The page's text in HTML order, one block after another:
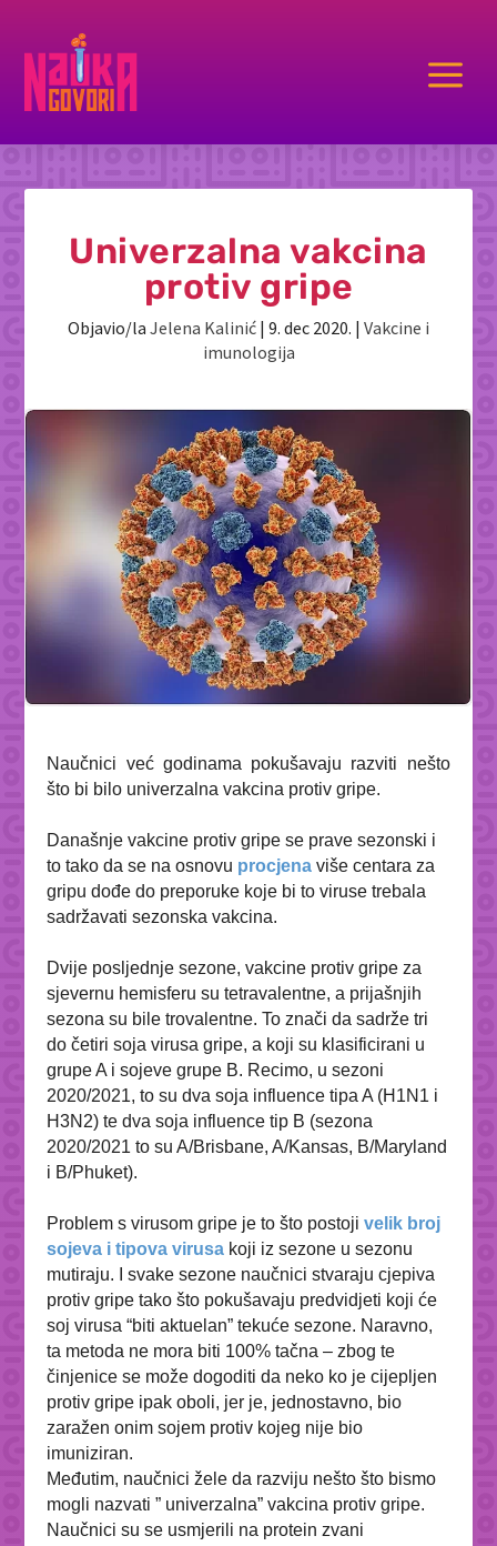
a
Univerzalna vakcina
protiv gripe
Objavio/la Jelena Kalinić | 9. dec 2020. | Vakcine i
imunologija
Naučnici već godinama pokušavaju razviti nešto
što bi bilo univerzalna vakcina protiv gripe.
Današnje vakcine protiv gripe se prave sezonski i
to tako da se na osnovu procjena više centara za
gripu dođe do preporuke koje bi to viruse trebala
sadržavati sezonska vakcina.
Dvije posljednje sezone, vakcine protiv gripe za
sjevernu hemisferu su tetravalentne, a prijašnjih
sezona su bile trovalentne. To znači da sadrže tri
do četiri soja virusa gripe, a koji su klasificirani u
grupe A i sojeve grupe B. Recimo, u sezoni
2020/2021, to su dva soja influence tipa A (H1N1 i
H3N2) te dva soja influence tip B (sezona
2020/2021 to su A/Brisbane, A/Kansas, B/Maryland
i B/Phuket).
Problem s virusom gripe je to što postojivelik broj
sojeva i tipova virusa koji iz sezone u sezonu
mutiraju. I svake sezone naučnici stvaraju cjepiva
protiv gripe tako što pokušavaju predvidjeti koji će
soj virusa “biti aktuelan” tekuće sezone. Naravno,
ta metoda ne mora biti 100% tačna – zbog te
činjenice se može dogoditi da neko ko je cijepljen
protiv gripe ipak oboli, jer je, jednostavno, bio
zaražen onim sojem protiv kojeg nije bio
imuniziran.
Međutim, naučnici žele da razviju nešto što bismo
mogli nazvati ” univerzalna” vakcina protiv gripe.
Naučnici su se usmjerili na protein zvani